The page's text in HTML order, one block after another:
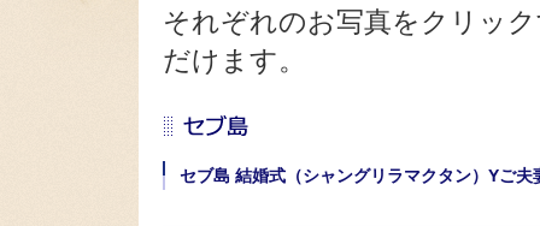
それぞれのお写真をクリッ
だけます。
セブ島 結婚式（シャングリラマクタン）Yご夫